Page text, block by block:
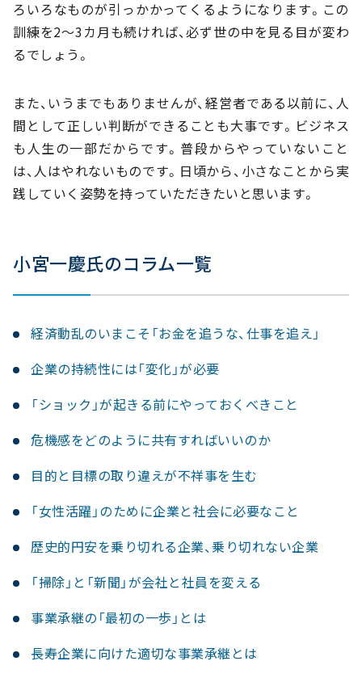
ろいろなものが引っかかってくるようになります。この
訓練を2～3カ月も続ければ、必ず世の中を見る目が変わ
るでしょう。
また、いうまでもありませんが、経営者である以前に、人
間として正しい判断ができることも大事です。ビジネス
も人生の一部だからです。普段からやっていないこと
は、人はやれないものです。日頃から、小さなことから実
践していく姿勢を持っていただきたいと思います。
小宮一慶氏のコラム一覧
経済動乱のいまこそ「お金を追うな、仕事を追え」
企業の持続性には「変化」が必要
「ショック」が起きる前にやっておくべきこと
危機感をどのように共有すればいいのか
目的と目標の取り違えが不祥事を生む
「女性活躍」のために企業と社会に必要なこと
歴史的円安を乗り切れる企業、乗り切れない企業
「掃除」と「新聞」が会社と社員を変える
事業承継の「最初の一歩」とは
長寿企業に向けた適切な事業承継とは